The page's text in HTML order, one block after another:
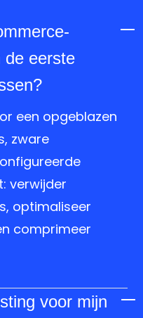
de eerste
een opgeblazen
zware
verwijder
optimaliseer
comprimeer
voor mijn